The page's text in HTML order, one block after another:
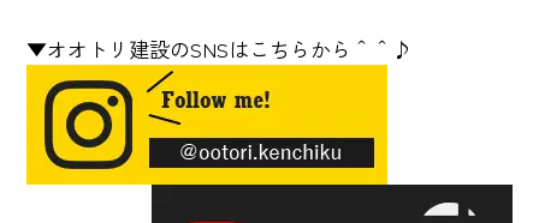
▼オオトリ建設のSNSはこちらから＾＾♪